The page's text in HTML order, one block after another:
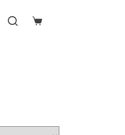
Shopping